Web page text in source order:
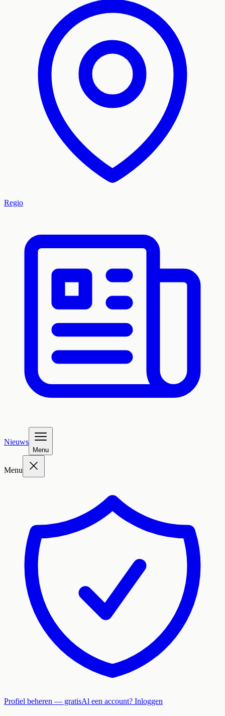
Regio
Nieuws
Menu
Menu
Profiel beheren — gratisAl een account? Inloggen